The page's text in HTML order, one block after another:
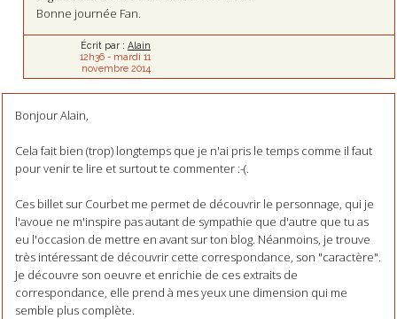
Bonne journée Fan.
Écrit par : Alain
12h36- mardi 11
novembre 2014
Bonjour Alain,
Cela fait bien (trop) longtemps que je n'ai pris le temps comme il faut
pour venir te lire et surtout te commenter :-(.
Ces billet sur Courbet me permet de découvrir le personnage, qui je
l'avoue ne m'inspire pas autant de sympathie que d'autre que tu as
eu l'occasion de mettre en avant sur ton blog. Néanmoins, je trouve
très intéressant de découvrir cette correspondance, son "caractère".
Je découvre son oeuvre et enrichie de ces extraits de
correspondance, elle prend à mes yeux une dimension qui me
semble plus complète.